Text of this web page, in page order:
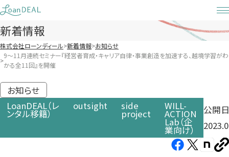
Skip
to
content
新着情報
株式会社ローンディール 新着情報 お知らせ
9〜11月連続セミナー『経営者育成・キャリア自律・事業創造を加速する、越境学習がわ
かる全11回』を開催
お知らせ
LoanDEAL（レ
ンタル移籍）
outsight side
project
WILL-
ACTION
Lab（企
業向け）
公開
Facebook（新
X（新 note（新